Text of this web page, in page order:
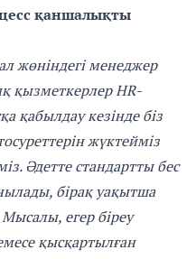
қаншалықты
жөніндегі менеджер
қызметкерлер HR-
қабылдау кезінде біз
жүктейміз
Әдетте стандартты бес
бірақ уақытша
егер біреу
қысқартылған